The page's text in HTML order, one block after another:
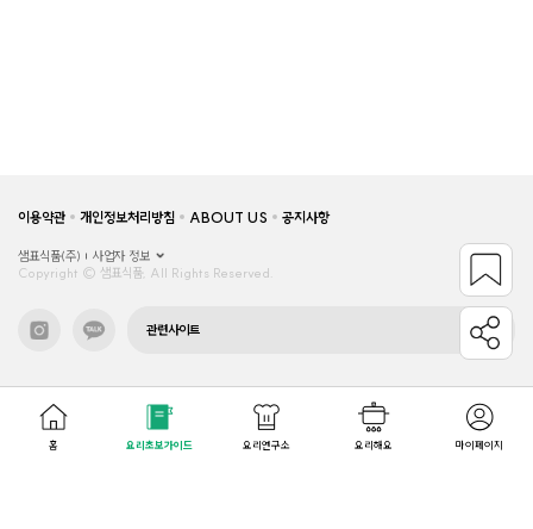
홈 요리초보가이드 요리연구소 요리해요 마이페이지
이용약관 개인정보처리방침 ABOUT US 공지사항
샘표식품(주)
사업자 정보
Copyright © 샘표식품, All Rights Reserved.
관련사이트